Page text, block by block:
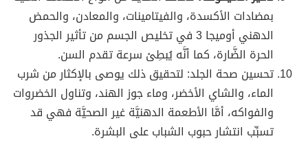
بمضادات الأكسدة، والفيتامينات، والمعادن، والحمض
الدهني أوميجا 3 في تخليص الجسم من تأثير الجذور
الحرة الضَّارة، كما أنَّه يُبطِئ سرعة تقدم السن.
تحسين صحة الجلد: لتحقيق ذلك يوصى بالإكثار من شرب
الماء، والشاي الأخضر، وماء جوز الهند، وتناول الخضروات
والفواكه، أمَّا الأطعمة الدهنيَّة غير الصحيَّة فهي قد
تسبِّب انتشار حبوب الشباب على البشرة.